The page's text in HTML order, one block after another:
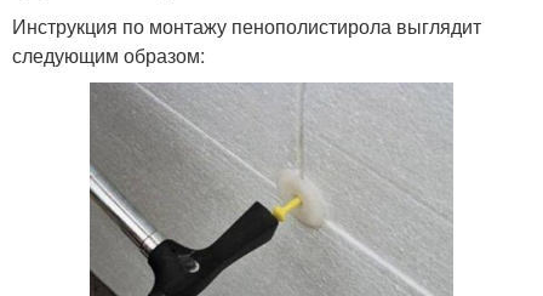
Инструкция по монтажу пенополистирола выглядит
следующим образом: